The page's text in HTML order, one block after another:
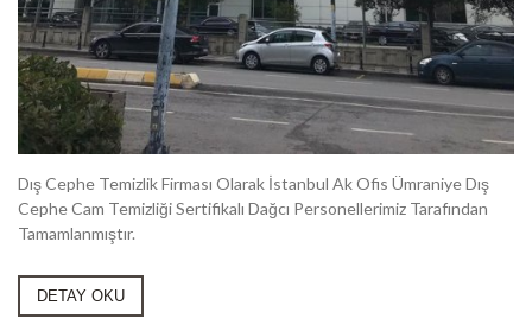
Dış Cephe Temizlik Firması Olarak İstanbul Ak Ofis Ümraniye Dış
Cephe Cam Temizliği Sertifikalı Dağcı Personellerimiz Tarafından
Tamamlanmıştır.
DETAY OKU